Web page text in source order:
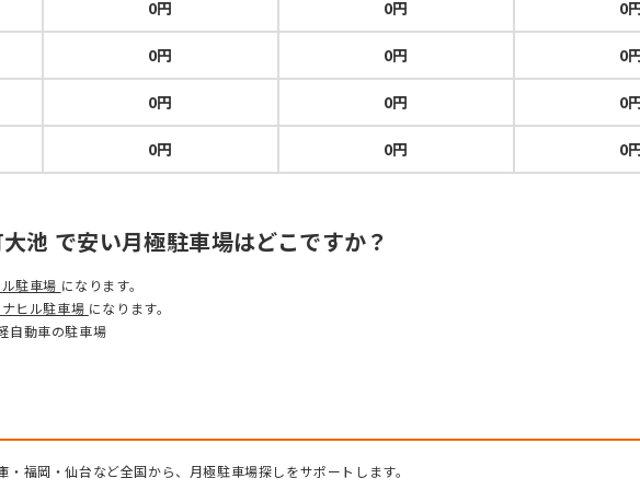
0円 0円 0
0円 0円 0
0円 0円 0
0円 0円 0
池 で安い月極駐車場はどこですか？
駐車場 になります。
ヒル駐車場 になります。
自動車の駐車場
福岡・仙台など全国から、月極駐車場探しをサポートします。